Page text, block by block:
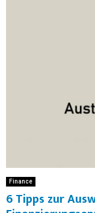
Finance
6 Tipps zur